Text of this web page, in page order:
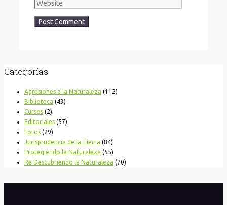
Categorías
Agresiones a la Naturaleza (112)
Biblioteca (43)
Cursos (2)
Editoriales (57)
Foros (29)
Jurisprudencia de la Tierra (84)
Protegiendo la Naturaleza (55)
Re Descubriendo la Naturaleza (70)